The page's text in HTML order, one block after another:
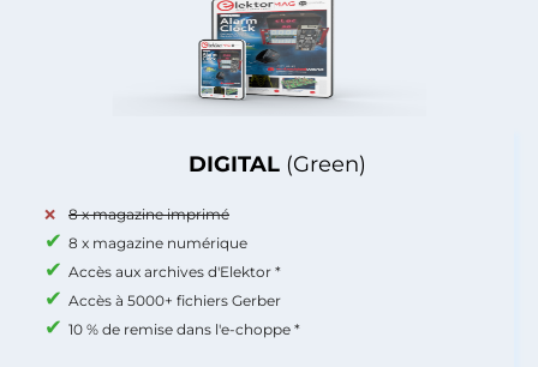
DIGITAL (Green)
8 x magazine imprimé
8 x magazine numérique
Accès aux archives d'Elektor *
Accès à 5000+ fichiers Gerber
10 % de remise dans l'e-choppe *